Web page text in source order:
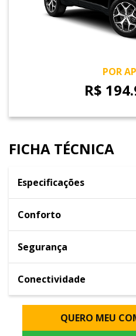
POR
R$
FICHA TÉCNICA
Especificações
Conforto
Segurança
Conectividade
QUERO MEU